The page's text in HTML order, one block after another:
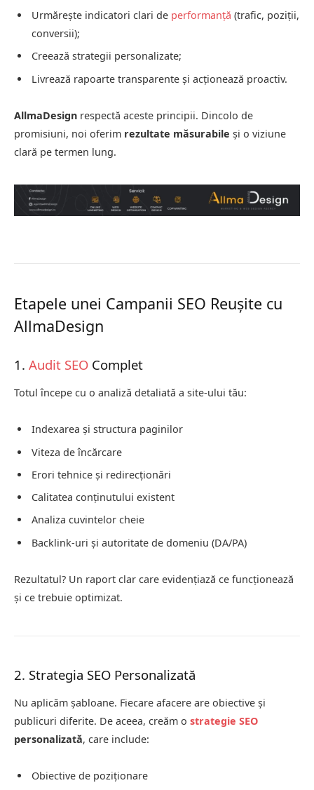
Urmărește indicatori clari de performanță (trafic, poziții,
conversii);
Creează strategii personalizate;
Livrează rapoarte transparente și acționează proactiv.
AllmaDesign respectă aceste principii. Dincolo de
promisiuni, noi oferim rezultate măsurabile și o viziune
clară pe termen lung.
Etapele unei Campanii SEO Reușite cu
AllmaDesign
1. Audit SEO Complet
Totul începe cu o analiză detaliată a site-ului tău:
Indexarea și structura paginilor
Viteza de încărcare
Erori tehnice și redirecționări
Calitatea conținutului existent
Analiza cuvintelor cheie
Backlink-uri și autoritate de domeniu (DA/PA)
Rezultatul? Un raport clar care evidențiază ce funcționează
și ce trebuie optimizat.
2. Strategia SEO Personalizată
Nu aplicăm șabloane. Fiecare afacere are obiective și
publicuri diferite. De aceea, creăm o strategie SEO
personalizată, care include:
Obiective de poziționare